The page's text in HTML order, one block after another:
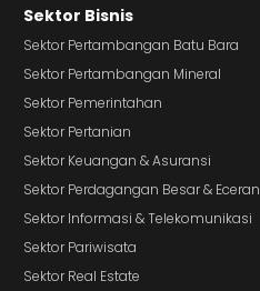
Sektor Bisnis
Sektor Pertambangan Batu Bara
Sektor Pertambangan Mineral
Sektor Pemerintahan
Sektor Pertanian
Sektor Keuangan & Asuransi
Sektor Perdagangan Besar & Eceran
Sektor Informasi & Telekomunikasi
Sektor Pariwisata
Sektor Real Estate